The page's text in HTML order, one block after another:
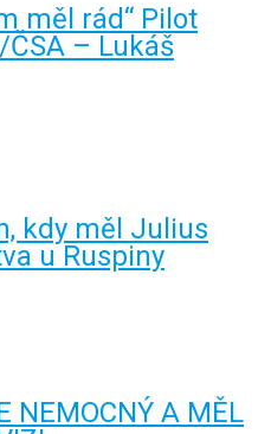
měl rád“ Pilot
– Lukáš
kdy měl Julius
u Ruspiny
NEMOCNÝ A MĚL